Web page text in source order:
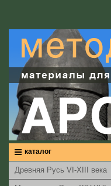
каталог
Древняя Русь VI-XIII века